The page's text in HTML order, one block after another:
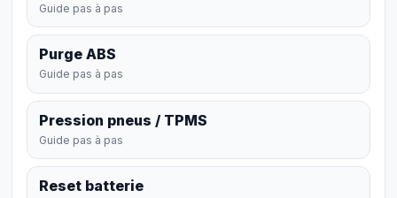
Guide pas à pas
Purge ABS
Guide pas à pas
Pression pneus / TPMS
Guide pas à pas
Reset batterie